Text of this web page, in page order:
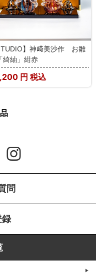
】神﨑美沙作 お雛
綺紬」紺赤
円 税込
問
録